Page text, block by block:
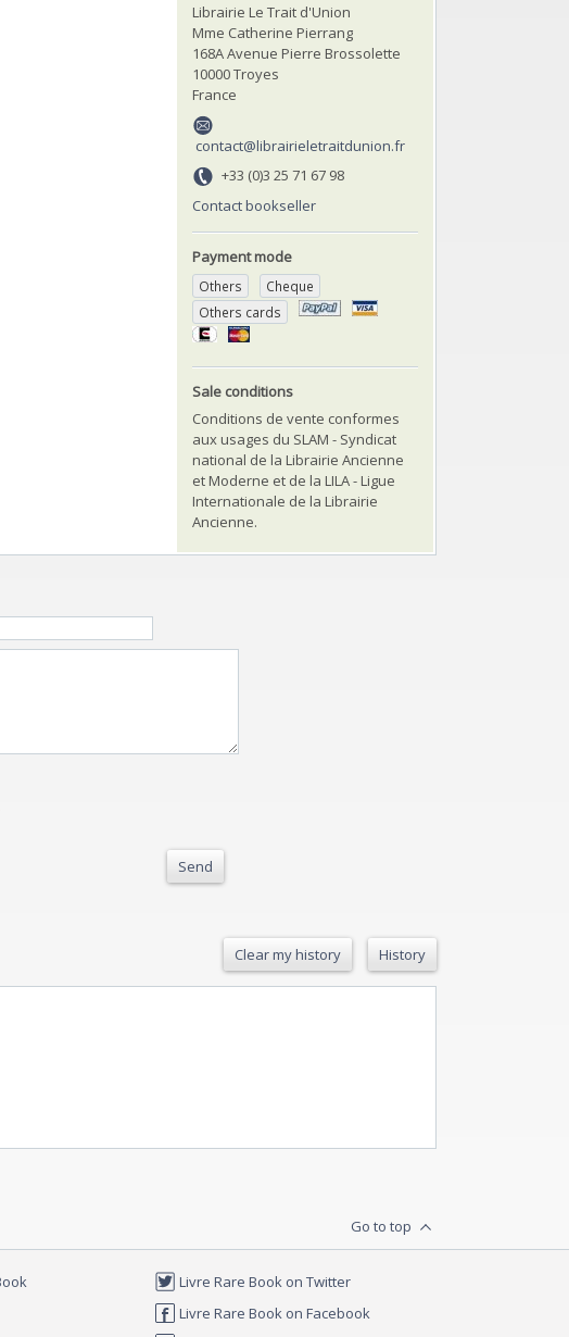
Librairie Le Trait d'Union
Mme Catherine Pierrang
168A Avenue Pierre Brossolette
10000 Troyes
France
contact@librairieletraitdunion.fr
+33 (0)3 25 71 67 98
Contact bookseller
Payment mode
Others
Cheque
Others cards
Sale conditions
Conditions de vente conformes
aux usages du SLAM - Syndicat
national de la Librairie Ancienne
et Moderne et de la LILA - Ligue
Internationale de la Librairie
Ancienne.
Send
Clear my history History
Go to top
Livre Rare Book on Twitter
Livre Rare Book on Facebook